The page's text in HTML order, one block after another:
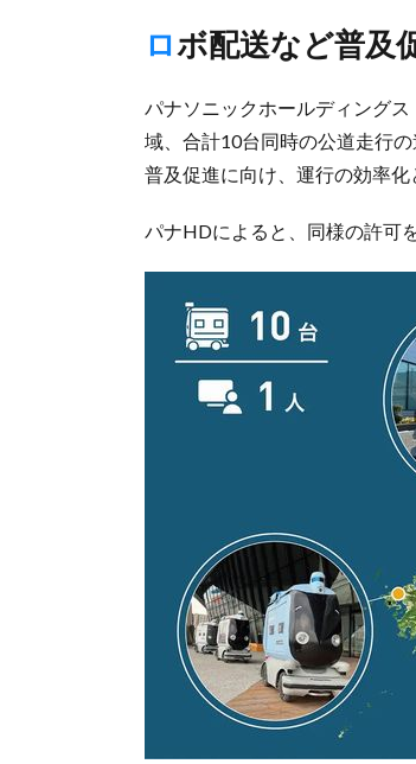
ロボ配送など普
パナソニックホールディング
域、合計10台同時の公道走行
普及促進に向け、運行の効率化
パナHDによると、同様の許可